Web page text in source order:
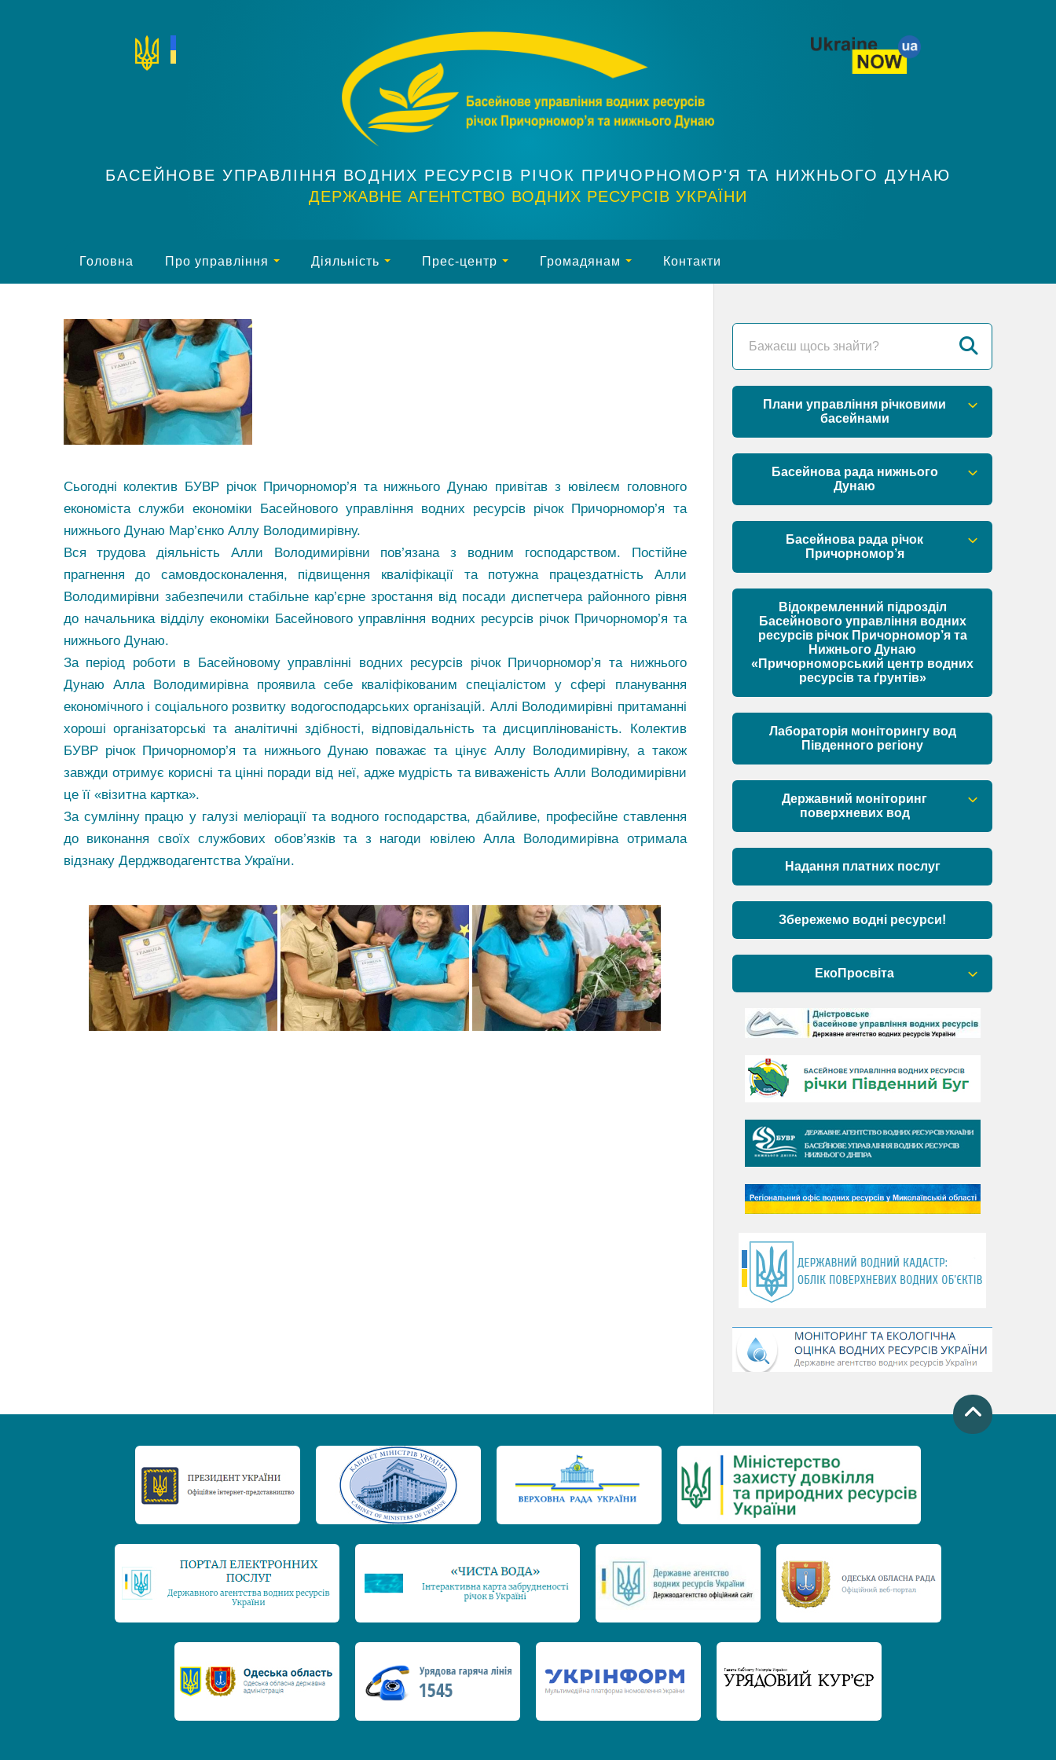
БАСЕЙНОВЕ УПРАВЛІННЯ ВОДНИХ РЕСУРСІВ РІЧОК ПРИЧОРНОМОР'Я ТА НИЖНЬОГО ДУНАЮ
ДЕРЖАВНЕ АГЕНТСТВО ВОДНИХ РЕСУРСІВ УКРАЇНИ
Головна Про управління Діяльність Прес-центр Громадянам Контакти
Сьогодні колектив БУВР річок Причорномор’я та нижнього Дунаю привітав з ювілеєм головного
економіста служби економіки Басейнового управління водних ресурсів річок Причорномор’я та
нижнього Дунаю Мар’єнко Аллу Володимирівну.
Вся трудова діяльність Алли Володимирівни пов’язана з водним господарством. Постійне
прагнення до самовдосконалення, підвищення кваліфікації та потужна працездатність Алли
Володимирівни забезпечили стабільне кар’єрне зростання від посади диспетчера районного рівня
до начальника відділу економіки Басейнового управління водних ресурсів річок Причорномор’я та
нижнього Дунаю.
За період роботи в Басейновому управлінні водних ресурсів річок Причорномор’я та нижнього
Дунаю Алла Володимирівна проявила себе кваліфікованим спеціалістом у сфері планування
економічного і соціального розвитку водогосподарських організацій. Аллі Володимирівні притаманні
хороші організаторські та аналітичні здібності, відповідальність та дисциплінованість. Колектив
БУВР річок Причорномор’я та нижнього Дунаю поважає та цінує Аллу Володимирівну, а також
завжди отримує корисні та цінні поради від неї, адже мудрість та виваженість Алли Володимирівни
це її «візитна картка».
За сумлінну працю у галузі меліорації та водного господарства, дбайливе, професійне ставлення
до виконання своїх службових обов’язків та з нагоди ювілею Алла Володимирівна отримала
відзнаку Дерджводагентства України.
Плани управління річковими
басейнами
План управління річковим басейном
річок Причорномор’я
План управління річковим басейном
нижнього Дунаю
Басейнова рада нижнього
Дунаю
Правові засади роботи Басейнової
Установчі документи
Склад Басейнової ради нижнього
Дунаю
Матеріали
Басейнова рада річок
Причорномор’я
Правові засади роботи Басейнової
Установчі документи
Склад Басейнової ради річок
Матеріали
Відокремленний підрозділ
Басейнового управління водних
ресурсів річок Причорномор’я та
Нижнього Дунаю
«Причорноморський центр водних
ресурсів та ґрунтів»
Лабораторія моніторингу вод
Південного регіону
Державний моніторинг
поверхневих вод
Загальна інформація
Пункти моніторингу по басейну річок
Причорномор’я та суббасейну
нижнього Дунаю
Аналіз стану масивів поверхневих
вод басейну річок Причорномор’я та
суббасейну нижнього Дунаю
Надання платних послуг
Збережемо водні ресурси!
ЕкоПросвіта
Барви Дністра
День Дунаю
День Південного Бугу
День води
День чистих берегів
(місячник благоустрою)
День працівника водного
господарства України
День хіміка
День захисту річок
Міжнародний день боротьби проти
гребель